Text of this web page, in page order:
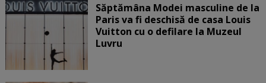
Săptămâna Modei masculine de la
Paris va fi deschisă de casa Louis
Vuitton cu o defilare la Muzeul
Luvru